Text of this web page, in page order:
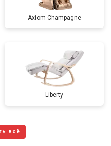
Axiom Champagne
Liberty